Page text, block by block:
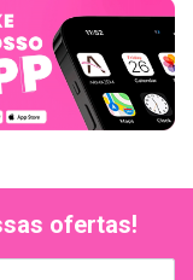
ofertas!